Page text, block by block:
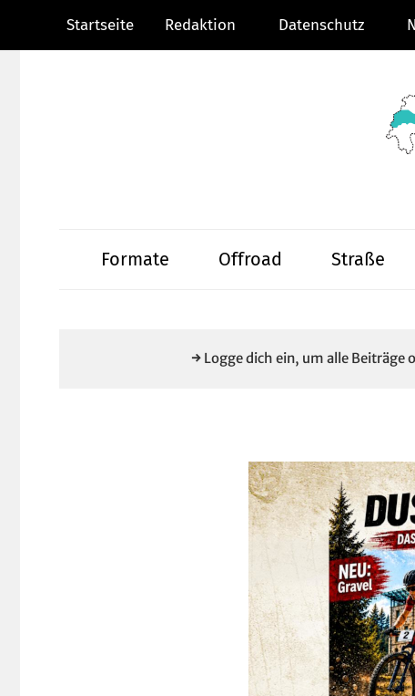
Startseite Redaktion Datenschutz
aus
Formate Offroad Straße
→ Logge dich ein, um alle Beiträge